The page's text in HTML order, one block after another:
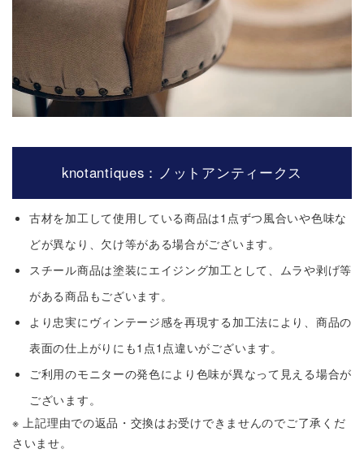
knotantiques：ノットアンティークス
古材を加工して使用している商品は1点ずつ風合いや色味な
どが異なり、欠け等がある場合がございます。
スチール商品は塗装にエイジング加工として、ムラや剥げ等
がある商品もございます。
より忠実にヴィンテージ感を再現する加工法により、商品の
表面の仕上がりにも1点1点違いがございます。
ご利用のモニターの発色により色味が異なって見える場合が
ございます。
※ 上記理由での返品・交換はお受けできませんのでご了承くだ
さいませ。